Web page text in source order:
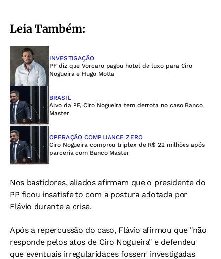
Leia Também:
INVESTIGAÇÃO
PF diz que Vorcaro pagou hotel de luxo para Ciro
Nogueira e Hugo Motta
BRASIL
Alvo da PF, Ciro Nogueira tem derrota no caso Banco
Master
OPERAÇÃO COMPLIANCE ZERO
Ciro Nogueira comprou triplex de R$ 22 milhões após
parceria com Banco Master
Nos bastidores, aliados afirmam que o presidente do
PP ficou insatisfeito com a postura adotada por
Flávio durante a crise.
Após a repercussão do caso, Flávio afirmou que "não
responde pelos atos de Ciro Nogueira" e defendeu
que eventuais irregularidades fossem investigadas